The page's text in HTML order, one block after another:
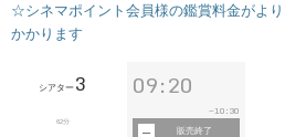
☆シネマポイント会員様の鑑賞料金がよ
かかります
シアター 3
62分
09:20
~ 10:30
販売終了